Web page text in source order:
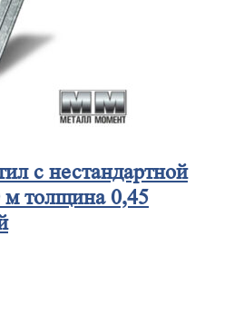
с нестандартной
толщина 0,45